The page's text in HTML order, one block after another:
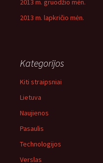
2013 m. gruodžio mėn.
2013 m. lapkričio mėn.
Kategorijos
Kiti straipsniai
Lietuva
Naujienos
Pasaulis
Technologijos
Verslas